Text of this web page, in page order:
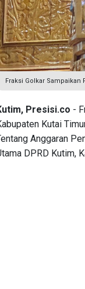
Fraksi Golkar Sampaikan
Presisi.co -
Kutai
Anggaran
DPRD Kutim,